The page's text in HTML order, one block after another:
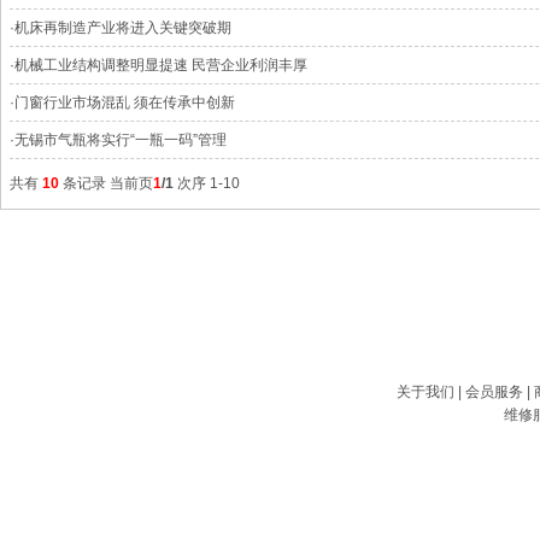
·机床再制造产业将进入关键突破期
·机械工业结构调整明显提速 民营企业利润丰厚
·门窗行业市场混乱 须在传承中创新
·无锡市气瓶将实行“一瓶一码”管理
共有10 条记录 当前页1/1 次序 1-10
关于我们 会员服务
维修